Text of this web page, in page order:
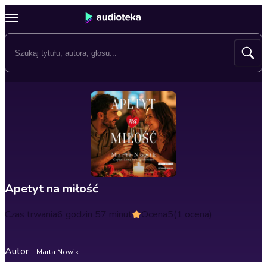
Apetyt na miłość
Czas trwania6 godzin 57 minut Ocena5(1 ocena)
Autor Marta Nowik